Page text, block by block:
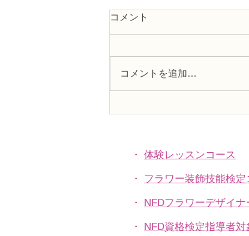
ケットアレンジ」
コメント
コメントを追加…
・ 体験レッスンコース
・ フラワー装飾技能検定
・ NFDフラワーデザイ
・ NFD資格検定指導者対